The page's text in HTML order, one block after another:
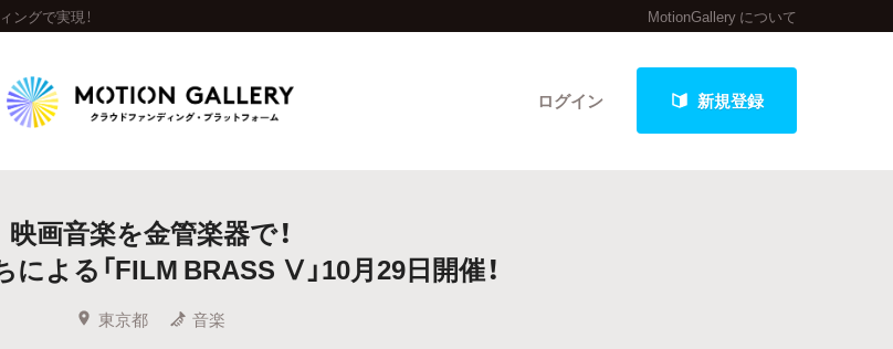
ングで実現！ MotionGallery について
ログイン 新規登録
ト 新着プロジェクト 終了間近のプロジェクト
Feature
映画音楽を金管楽器で！
よる「FILM BRASS Ⅴ」10月29日開催！
東京都 音楽